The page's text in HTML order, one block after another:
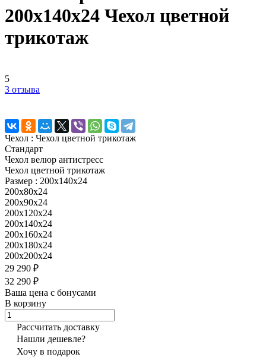
200х140х24 Чехол цветной
трикотаж
5
3 отзыва
Чехол : Чехол цветной трикотаж
Стандарт
Чехол велюр антистресс
Чехол цветной трикотаж
Размер : 200x140x24
200x80x24
200x90x24
200x120x24
200x140x24
200x160x24
200x180x24
200x200x24
29 290 ₽
32 290 ₽
Ваша цена с бонусами
В корзину
Рассчитать доставку
Нашли дешевле?
Хочу в подарок